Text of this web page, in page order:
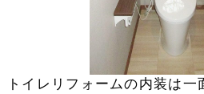
トイレリフォームの内装は一